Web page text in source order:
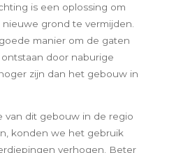
is een oplossing om
grond te vermijden.
manier om de gaten
door naburige
zijn dan het gebouw in
van dit gebouw in de regio
konden we het gebruik
verhogen. Beter